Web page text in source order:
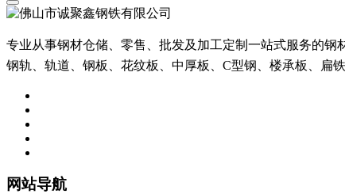
专业从事钢材仓储、零售、批发及加工定制一站式服务的
钢轨、轨道、钢板、花纹板、中厚板、C型钢、楼承板、扁铁
网站导航